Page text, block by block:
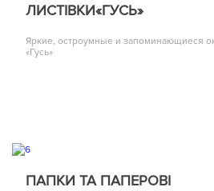
ЛИСТІВКИ«ГУСЬ»
Яркие, остроумные и запоминающиеся
«Гусь»
ПАПКИ ТА ПАПЕРОВІ